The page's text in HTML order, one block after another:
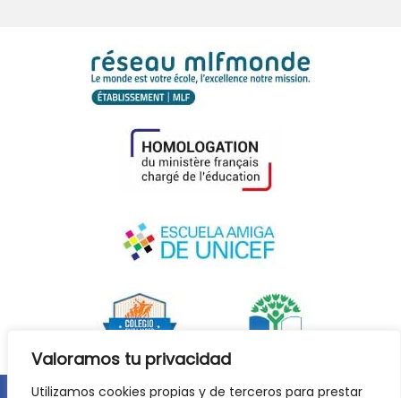
Valoramos tu privacidad
Utilizamos cookies propias y de terceros para prestar